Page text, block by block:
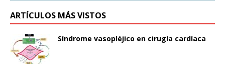
ARTÍCULOS MÁS VISTOS
Síndrome vasopléjico en cirugía cardíaca